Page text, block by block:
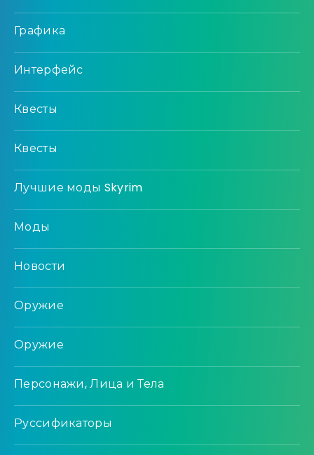
Графика
Интерфейс
Квесты
Квесты
Лучшие моды Skyrim
Моды
Новости
Оружие
Оружие
Персонажи, Лица и Тела
Руссификаторы